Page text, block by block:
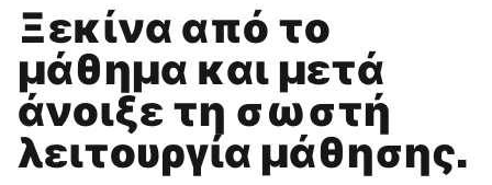
Ξεκίνα από το
μάθημα και μετά
άνοιξε τη σωστή
λειτουργία μάθησης.